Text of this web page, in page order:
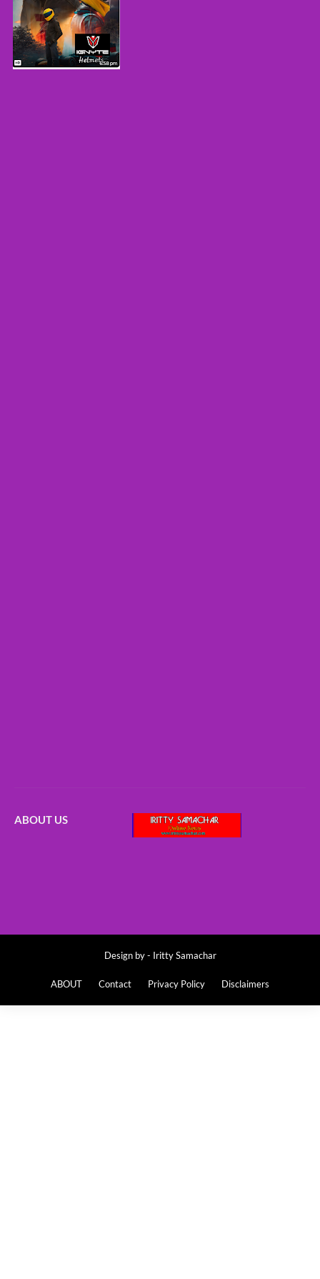
ABOUT US
Design by - Iritty Samachar
ABOUT Contact Privacy Policy Disclaimers